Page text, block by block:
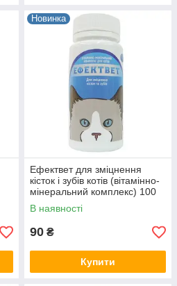
Новинка
Ефектвет для зміцнення
кісток і зубів котів (вітамінно-
мінеральний комплекс) 100
таб.
В наявності
90 ₴
Купити